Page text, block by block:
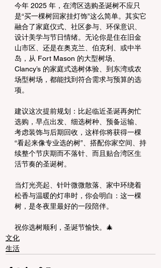
今年 2025 年，在湾区选购圣诞树不应只
是“买一棵树回家挂灯饰”这么简单。其实它
融合了家庭仪式、社区参与、环保意识、
设计美学与节日情绪。无论你是住在旧金
山市区、还是在奥克兰、伯克利、或中半
岛，从 Fort Mason 的大型树场、
Clancy’s 的家庭式选树体验、到东湾或农
场型树场，都能找到符合需求与预算的选
项。
建议这次提前规划：比起临近圣诞再匆忙
选购，早点出发、细选树种、预备运输、
考虑装饰与后期回收，这样你将获得一棵
“看起来像专业选的树”、搭配你家空间、持
续整个节庆期而不落针、而且贴合湾区生
活节奏的圣诞树。
当灯光亮起、针叶微微散落、家中环绕着
松香与温暖的灯串时，你会明白：这一棵
树，是冬夜里最好的一段陪伴。
祝你选树顺利，圣诞节愉快。🎄
文化
生活